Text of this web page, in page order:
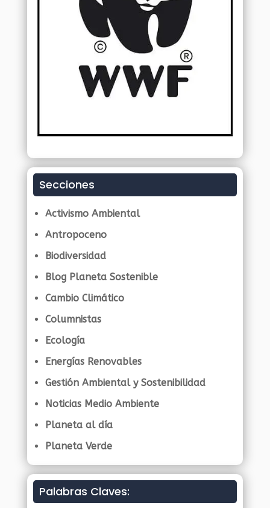
Secciones
Activismo Ambiental
Antropoceno
Biodiversidad
Blog Planeta Sostenible
Cambio Climático
Columnistas
Ecología
Energías Renovables
Gestión Ambiental y Sostenibilidad
Noticias Medio Ambiente
Planeta al día
Planeta Verde
Palabras Claves: